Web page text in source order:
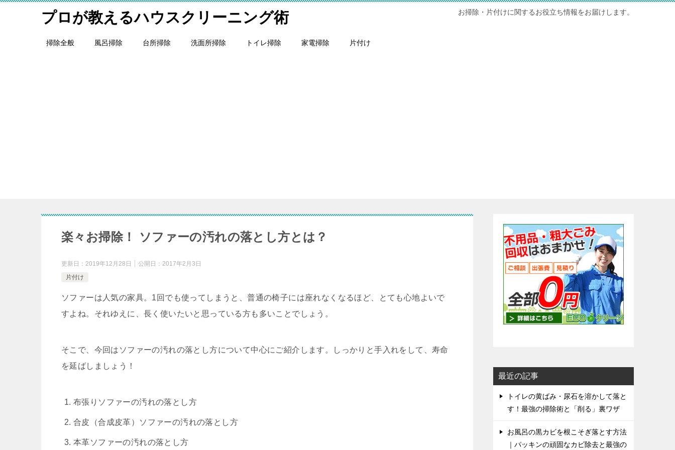
プロが教えるハウスクリーニング術 お掃除・片付けに関するお役立ち情報をお届けします。
掃除全般 風呂掃除 台所掃除 洗面所掃除 トイレ掃除 家電掃除 片付け
楽々お掃除！ ソファーの汚れの落とし方とは？
更新日： 2019年12月28日 公開日： 2017年2月3日
片付け
ソファーは人気の家具。1回でも使ってしまうと、普通の椅子には座れなくなるほど、とても心地よいで
すよね。それゆえに、長く使いたいと思っている方も多いことでしょう。
そこで、今回はソファーの汚れの落とし方について中心にご紹介します。しっかりと手入れをして、寿命
を延ばしましょう！
布張りソファーの汚れの落とし方
合皮（合成皮革）ソファーの汚れの落とし方
本革ソファーの汚れの落とし方
最近の記事
トイレの黄ばみ・尿石を溶かして落と
す！最強の掃除術と「削る」裏ワザ
お風呂の黒カビを根こそぎ落とす方法
｜パッキンの頑固なカビ除去と最強の